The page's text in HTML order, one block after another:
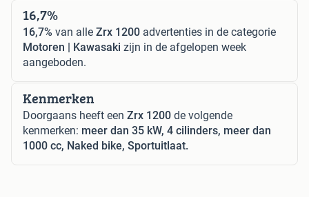
16,7%
16,7% van alle Zrx 1200 advertenties in de categorie
Motoren | Kawasaki zijn in de afgelopen week
aangeboden.
Kenmerken
Doorgaans heeft een Zrx 1200 de volgende
kenmerken: meer dan 35 kW, 4 cilinders, meer dan
1000 cc, Naked bike, Sportuitlaat.